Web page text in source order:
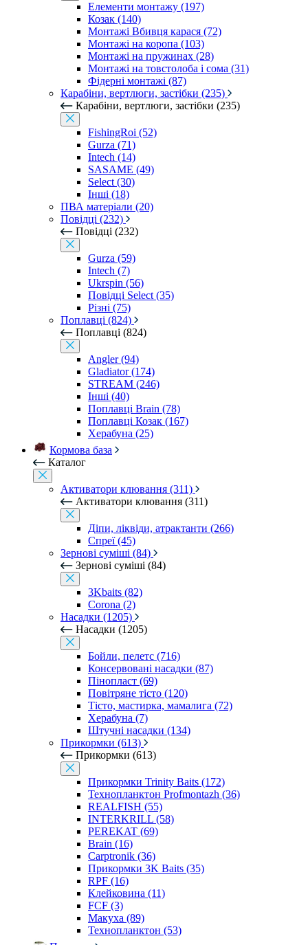
Елементи монтажу (197)
Козак (140)
Монтажі Вбивця карася (72)
Монтажі на коропа (103)
Монтажі на пружинах (28)
Монтажі на товстолоба і сома (31)
Фідерні монтажі (87)
Карабіни, вертлюги, застібки (235)
Карабіни, вертлюги, застібки (235)
FishingRoi (52)
Gurza (71)
Intech (14)
SASAME (49)
Select (30)
Інші (18)
ПВА матеріали (20)
Повідці (232)
Повідці (232)
Gurza (59)
Intech (7)
Ukrspin (56)
Повідці Select (35)
Різні (75)
Поплавці (824)
Поплавці (824)
Angler (94)
Gladiator (174)
STREAM (246)
Інші (40)
Поплавці Brain (78)
Поплавці Козак (167)
Херабуна (25)
Кормова база
Каталог
Активатори клювання (311)
Активатори клювання (311)
Діпи, ліквіди, атрактанти (266)
Спреї (45)
Зернові суміші (84)
Зернові суміші (84)
3Kbaits (82)
Corona (2)
Насадки (1205)
Насадки (1205)
Бойли, пелетс (716)
Консервовані насадки (87)
Пінопласт (69)
Повітряне тісто (120)
Тісто, мастирка, мамалига (72)
Херабуна (7)
Штучні насадки (134)
Прикормки (613)
Прикормки (613)
Прикормки Trinity Baits (172)
Технопланктон Profmontazh (36)
REALFISH (55)
INTERKRILL (58)
PEREKAT (69)
Brain (16)
Carptronik (36)
Прикормки 3K Baits (35)
RPF (16)
Клейковина (11)
FCF (3)
Макуха (89)
Технопланктон (53)